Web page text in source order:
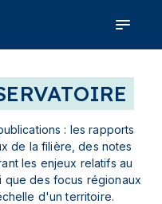
: les rapports
de la filière, des notes
les enjeux relatifs au
que des focus régionaux
d'un territoire.